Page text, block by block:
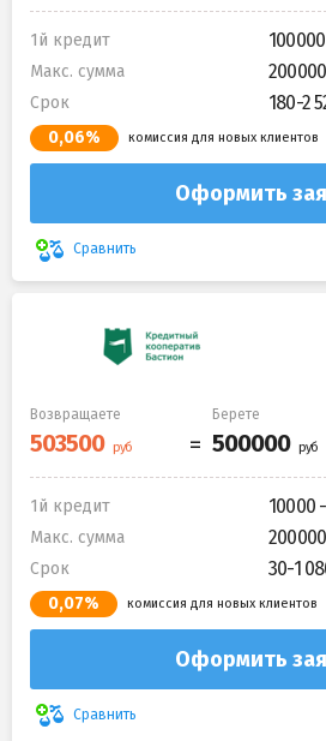
1й кредит
Макс. сумма
Срок 180-2
0,06% комиссия для новых клиентов
Оформить
Сравнить
Возвращаете Берете
1й кредит 10000
Макс. сумма
Срок 30-1
0,07% комиссия для новых клиентов
Оформить
Сравнить